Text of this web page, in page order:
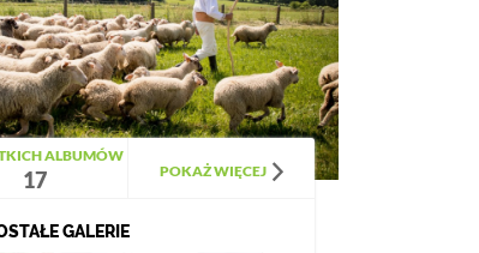
ALBUMÓW
17 POKAŻ WIĘCEJ
GALERIE